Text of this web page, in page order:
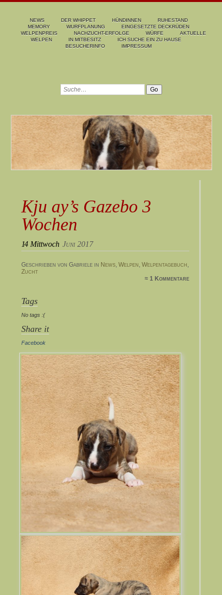
NEWS DER WHIPPET HÜNDINNEN
RUHESTAND
MEMORY
WURFPLANUNG
EINGESETZTE DECKRÜDEN
WELPENPREIS
NACHZUCHT-ERFOLGE WÜRFE
AKTUELLE
WELPEN
IN MITBESITZ
ICH SUCHE EIN ZU HAUSE
BESUCHERINFO
IMPRESSUM
Kju ay’s Gazebo 3
Wochen
14 Mittwoch Juni 2017
Geschrieben von Gabriele in News, Welpen, Welpentagebuch,
Zucht
≈ 1 Kommentare
Tags
No tags :(
Share it
Facebook